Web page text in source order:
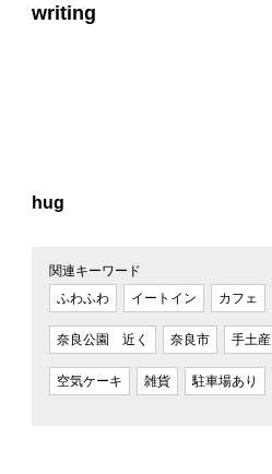
writing
hug
関連キーワード
ふわふわ
イートイン カフェ
奈良公園 近く 奈良市 手土産
空気ケーキ 雑貨 駐車場あり